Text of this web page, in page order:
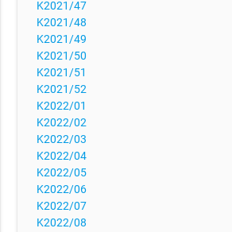
K2021/47
K2021/48
K2021/49
K2021/50
K2021/51
K2021/52
K2022/01
K2022/02
K2022/03
K2022/04
K2022/05
K2022/06
K2022/07
K2022/08